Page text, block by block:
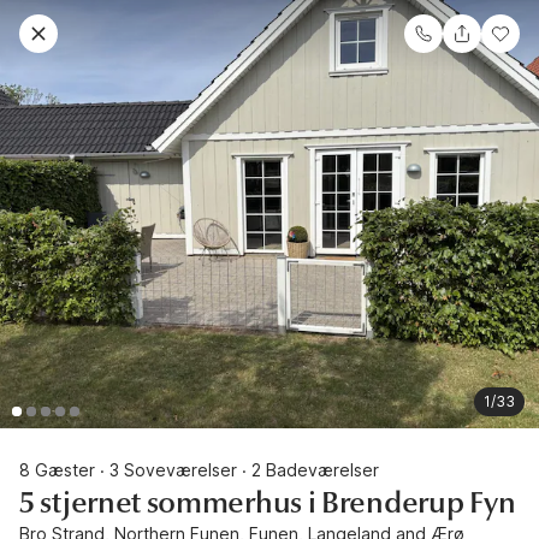
1/33
8 Gæster · 3 Soveværelser · 2 Badeværelser
5 stjernet sommerhus i Brenderup Fyn
Bro Strand, Northern Funen, Funen, Langeland and Ærø